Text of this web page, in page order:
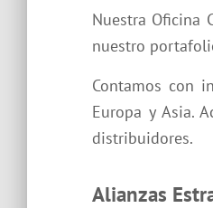
Nuestra Oficina
nuestro
Contamos con
Europa y Asia.
distribuidores.
Alianzas